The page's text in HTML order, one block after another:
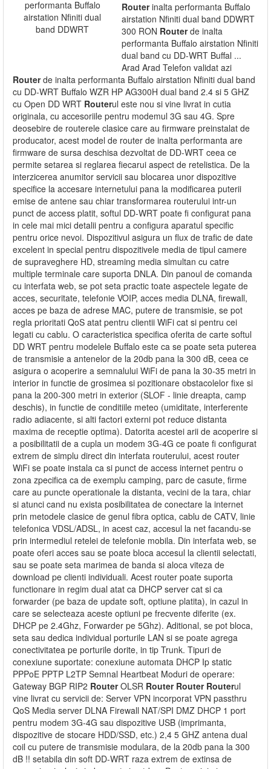
Routerinalta performanta Buffalo
airstation Nfiniti dual band DDWRT
300 RON Routerde inalta
performanta Buffalo airstation Nfiniti
dual band cu DD-WRT Buffal ...
Arad Arad Telefon validat azi
Routerde inalta performanta Buffalo airstation Nfiniti dual band
cu DD-WRT Buffalo WZR HP AG300H dual band 2.4 si 5 GHZ
cu Open DD WRT Routerul este nou si vine livrat in cutia
originala, cu accesoriile pentru modemul 3G sau 4G. Spre
deosebire de routerele clasice care au firmware preinstalat de
producator, acest model de router de inalta performanta are
firmware de sursa deschisa dezvoltat de DD-WRT ceea ce
permite setarea si reglarea fiecarui aspect de retelistica. De la
interzicerea anumitor servicii sau blocarea unor dispozitive
specifice la accesare internetului pana la modificarea puterii
emise de antene sau chiar transformarea routerului intr-un
punct de access platit, softul DD-WRT poate fi configurat pana
in cele mai mici detalii pentru a configura aparatul specific
pentru orice nevoi. Dispozitivul asigura un flux de trafic de date
excelent in special pentru dispozitivele media de tipul camere
de supraveghere HD, streaming media simultan cu catre
multiple terminale care suporta DNLA. Din panoul de comanda
cu interfata web, se pot seta practic toate aspectele legate de
acces, securitate, telefonie VOIP, acces media DLNA, firewall,
acces pe baza de adrese MAC, putere de transmisie, se pot
regla prioritati QoS atat pentru clientii WiFi cat si pentru cei
legati cu cablu. O caracteristica specifica oferita de carte softul
DD WRT pentru modelele Buffalo este ca se poate seta puterea
de transmisie a antenelor de la 20db pana la 300 dB, ceea ce
asigura o acoperire a semnalului WiFi de pana la 30-35 metri in
interior in functie de grosimea si pozitionare obstacolelor fixe si
pana la 200-300 metri in exterior (SLOF - linie dreapta, camp
deschis), in functie de conditiile meteo (umiditate, interferente
radio adiacente, si alti factori externi pot reduce distanta
maxima de receptie optima). Datorita acestei arii de acoperire si
a posibilitatii de a cupla un modem 3G-4G ce poate fi configurat
extrem de simplu direct din interfata routerului, acest router
WiFi se poate instala ca si punct de access internet pentru o
zona zpecifica ca de exemplu camping, parc de casute, firme
care au puncte operationale la distanta, vecini de la tara, chiar
si atunci cand nu exista posibilitatea de conectare la internet
prin metodele clasice de genul fibra optica, cablu de CATV, linie
telefonica VDSL/ADSL, in acest caz, accesul la net facandu-se
prin intermediul retelei de telefonie mobila. Din interfata web, se
poate oferi acces sau se poate bloca accesul la clientii selectati,
sau se poate seta marimea de banda si aloca viteza de
download pe clienti individuali. Acest router poate suporta
functionare in regim dual atat ca DHCP server cat si ca
forwarder (pe baza de update soft, optiune platita), in cazul in
care se selecteaza aceste optiuni pe frecvente diferite (ex.
DHCP pe 2.4Ghz, Forwarder pe 5Ghz). Aditional, se pot bloca,
seta sau dedica individual porturile LAN si se poate agrega
conectivitatea pe porturile dorite, in tip Trunk. Tipuri de
conexiune suportate: conexiune automata DHCP Ip static
PPPoE PPTP L2TP Semnal Heartbeat Moduri de operare:
Gateway BGP RIP2 RouterOLSR Router Router Routerul
vine livrat cu servicii de: Server VPN incorporat VPN passthru
QoS Media server DLNA Firewall NAT/SPI DMZ DHCP 1 port
pentru modem 3G-4G sau dispozitive USB (imprimanta,
dispozitive de stocare HDD/SSD, etc.) 2,4 5 GHZ antena dual
coil cu putere de transmisie modulara, de la 20db pana la 300
dB !! setabila din soft DD-WRT raza extrem de extinsa de